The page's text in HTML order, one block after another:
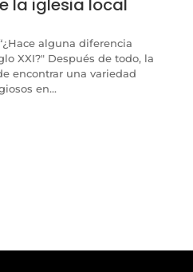
la iglesia local
alguna diferencia
XXI?" Después de todo, la
encontrar una variedad
en...